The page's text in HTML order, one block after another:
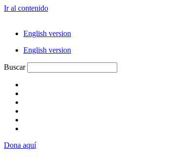
Ir al contenido
English version
English version
Buscar
Dona aquí